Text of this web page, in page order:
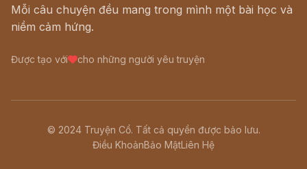
Mỗi câu chuyện đều mang trong mình một bài học và
niềm cảm hứng.
Được tạo với cho những người yêu truyện
© 2024 Truyện Cổ. Tất cả quyền được bảo lưu.
Điều KhoảnBảo MậtLiên Hệ